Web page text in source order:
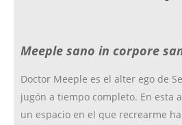
k a
m
Meeple sano in corpore
Doctor Meeple es el alter ego de
jugón a tiempo completo. En esta
un espacio en el que recrearme